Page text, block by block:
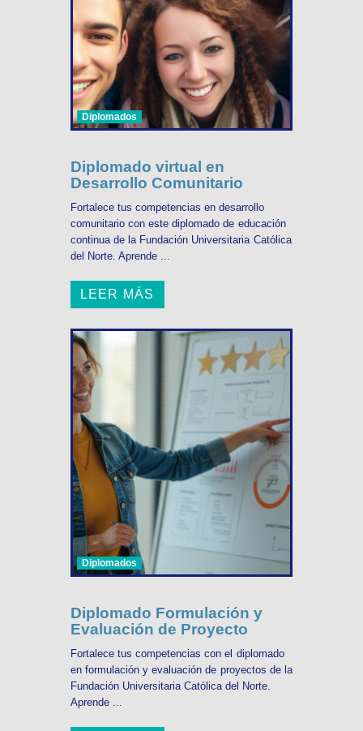
Diplomados
Diplomado virtual en
Desarrollo Comunitario
Fortalece tus competencias en desarrollo
comunitario con este diplomado de educación
continua de la Fundación Universitaria Católica
del Norte. Aprende ...
LEER MÁS
Diplomados
Diplomado Formulación y
Evaluación de Proyecto
Fortalece tus competencias con el diplomado
en formulación y evaluación de proyectos de la
Fundación Universitaria Católica del Norte.
Aprende ...